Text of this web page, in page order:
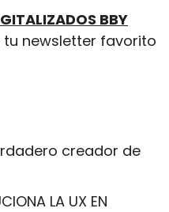
BBY
newsletter favorito
creador de
LA UX EN